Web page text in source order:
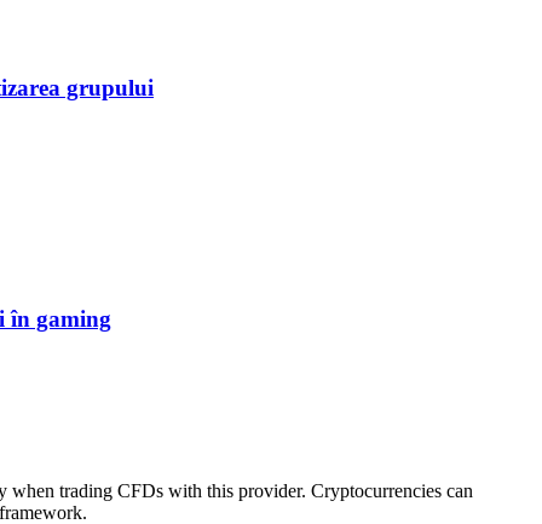
grupului
în gaming
when trading CFDs with this provider. Cryptocurrencies can